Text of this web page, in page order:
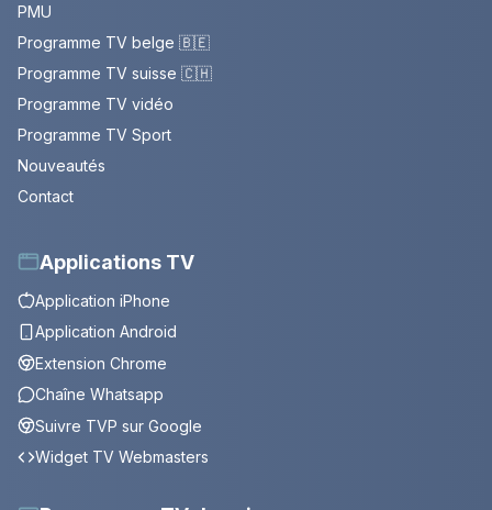
PMU
Programme TV belge 🇧🇪
Programme TV suisse 🇨🇭
Programme TV vidéo
Programme TV Sport
Nouveautés
Contact
Applications TV
Application iPhone
Application Android
Extension Chrome
Chaîne Whatsapp
Suivre TVP sur Google
Widget TV Webmasters